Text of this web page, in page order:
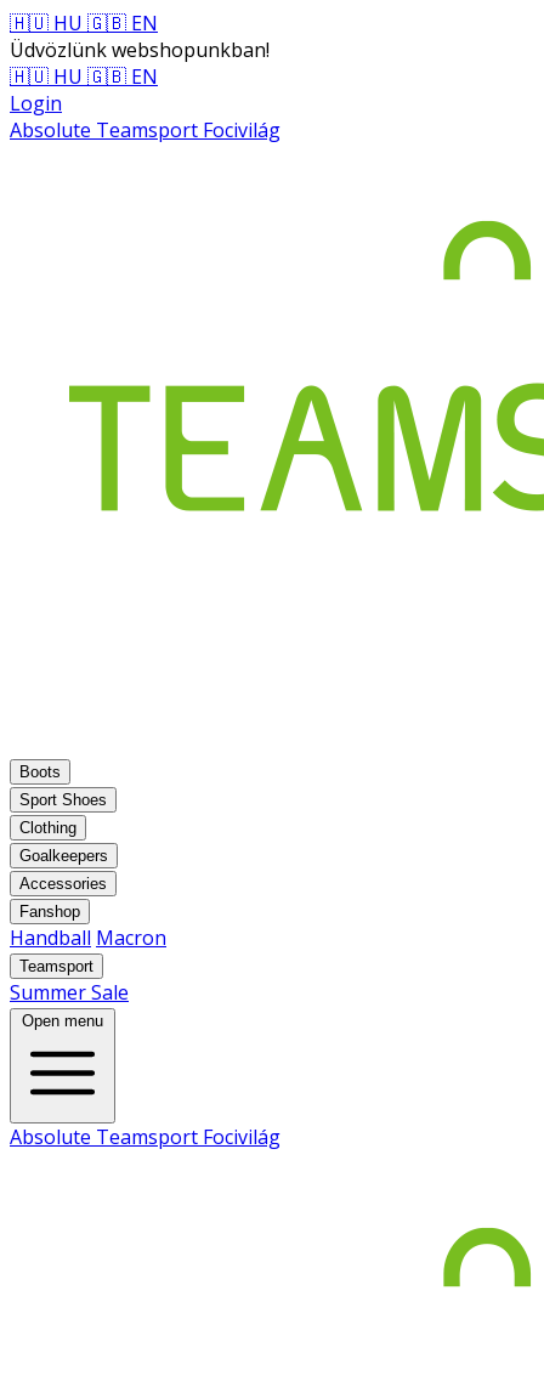
🇭🇺 HU 🇬🇧 EN
Üdvözlünk webshopunkban!
🇭🇺 HU 🇬🇧 EN
Login
Absolute Teamsport Focivilág
Boots
Sport Shoes
Clothing
Goalkeepers
Accessories
Fanshop
Handball Macron
Teamsport
Summer Sale
Open menu
Absolute Teamsport Focivilág